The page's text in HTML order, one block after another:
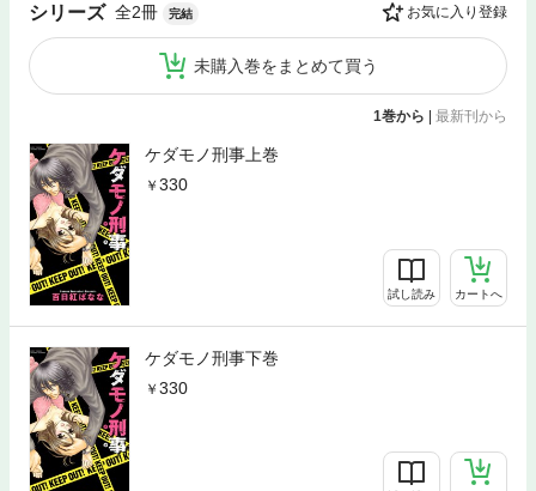
シリーズ 全2冊 完結 お気に入り登録
未購入巻をまとめて買う
1巻から 最新刊から
ケダモノ刑事上巻
330
試し読み カートへ
ケダモノ刑事下巻
330